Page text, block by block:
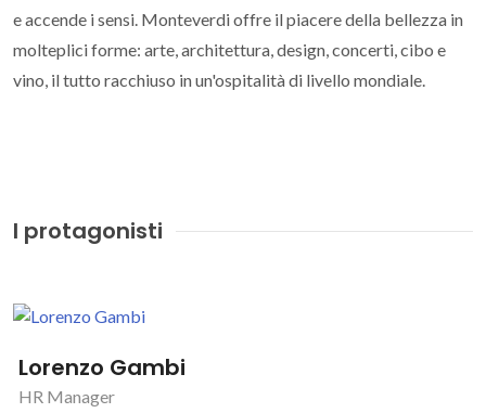
e accende i sensi. Monteverdi offre il piacere della bellezza in
molteplici forme: arte, architettura, design, concerti, cibo e
vino, il tutto racchiuso in un'ospitalità di livello mondiale.
I protagonisti
Lorenzo Gambi
HR Manager